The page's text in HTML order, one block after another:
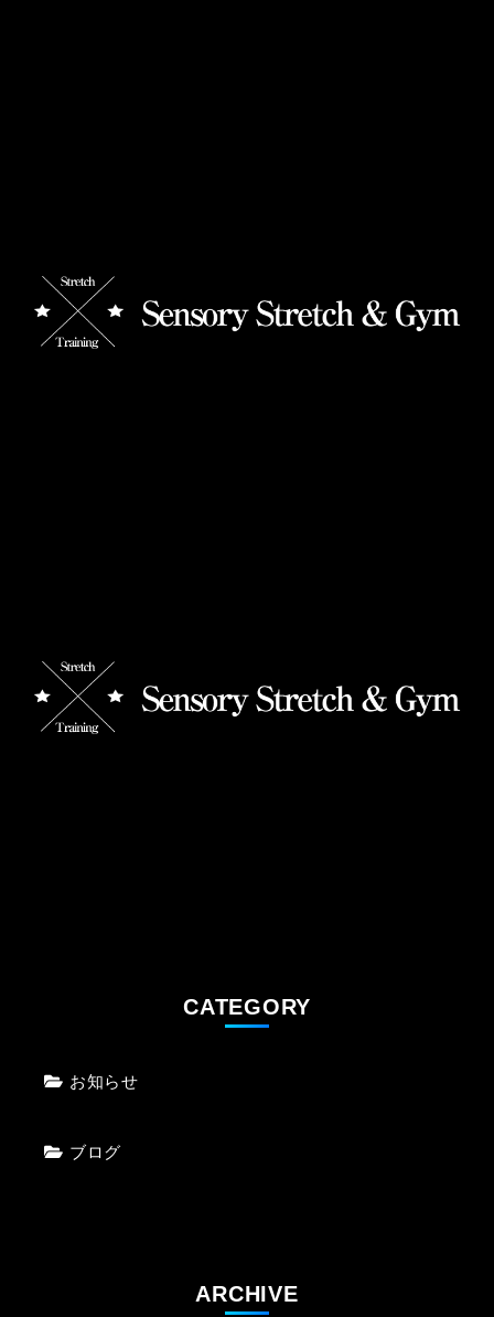
CATEGORY
お知らせ
ブログ
ARCHIVE